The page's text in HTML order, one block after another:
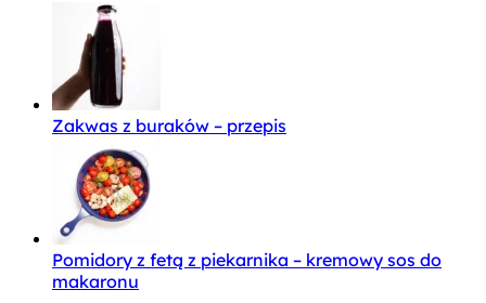
Zakwas z buraków – przepis
Pomidory z fetą z piekarnika – kremowy sos do
makaronu